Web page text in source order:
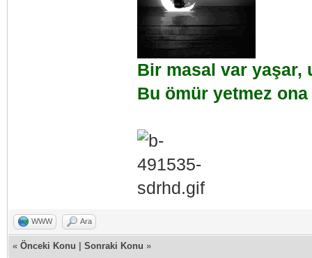
Bir masal var yaşar,
Bu ömür yetmez
WWW Ara
« Önceki Konu Sonraki Konu »